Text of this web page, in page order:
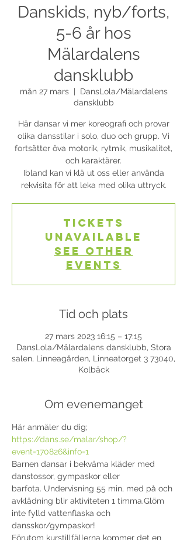
Danskids, nyb/forts,
5-6 år hos
Mälardalens
dansklubb
mån 27 mars
  |
DansLola/Mälardalens
dansklubb
Här dansar vi mer koreografi och provar
olika dansstilar i solo, duo och grupp. Vi
fortsätter öva motorik, rytmik, musikalitet,
och karaktärer.
Ibland kan vi klä ut oss eller använda
rekvisita för att leka med olika uttryck.
Tickets
Unavailable
See other
events
Tid och plats
27 mars 2023 16:15 – 17:15
DansLola/Mälardalens dansklubb, Stora
salen, Linneagården, Linneatorget 3 73040,
Kolbäck
Om evenemanget
Här anmäler du dig;
https://dans.se/malar/shop/?
event=170826&info=1
Barnen dansar i bekväma kläder med
danstossor, gympaskor eller
barfota. Undervisning 55 min, med på och
avklädning blir aktiviteten 1 timma.Glöm
inte fylld vattenflaska och
dansskor/gympaskor!
Förutom kurstillfällerna kommer det en